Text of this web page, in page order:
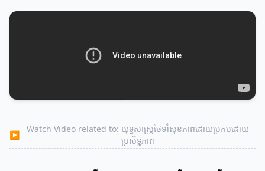
▶
Watch Video related to: យុទ្ធសាស្ត្រថែទាំសុខភាពដោយប្រកបដោយ
ប្រសិទ្ធភាព